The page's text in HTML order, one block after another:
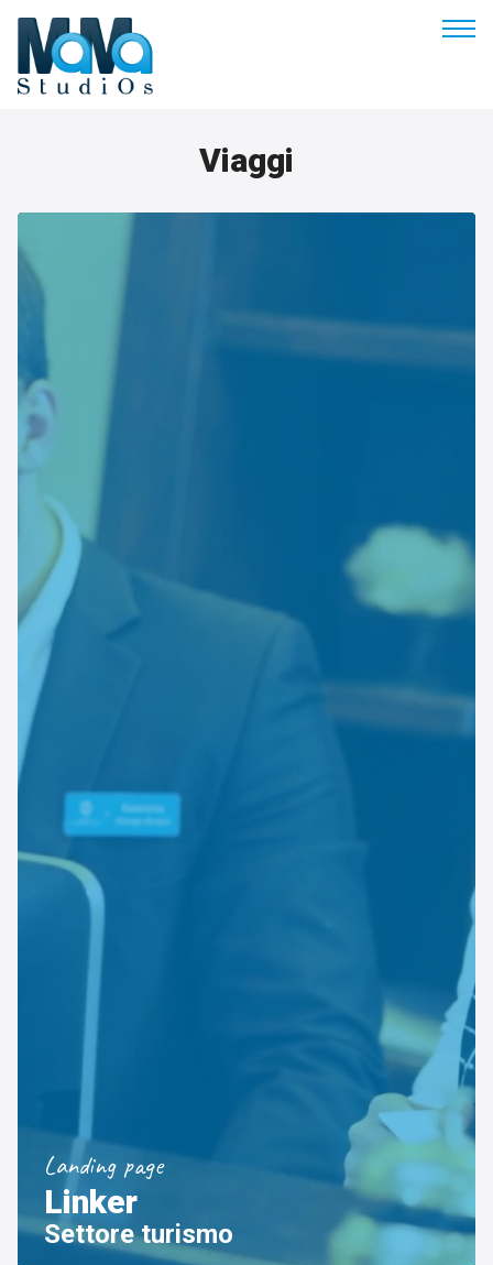
Buon pomeriggio
Servizi
Blog
Esperienze
Settore tecnico, servizi e consulenze
Settore cultura
Settore turismo
Settore arte, artigianato
Settore riviste, blog online
Settore food
Seguici su
Cerca nel sito
Viaggi
Landing page
Linker
Settore turismo